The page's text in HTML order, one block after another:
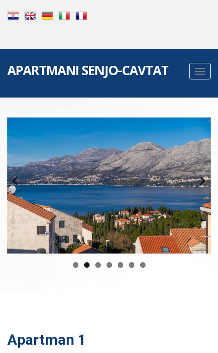
APARTMANI SENJO-CAVTAT
Apartman 1